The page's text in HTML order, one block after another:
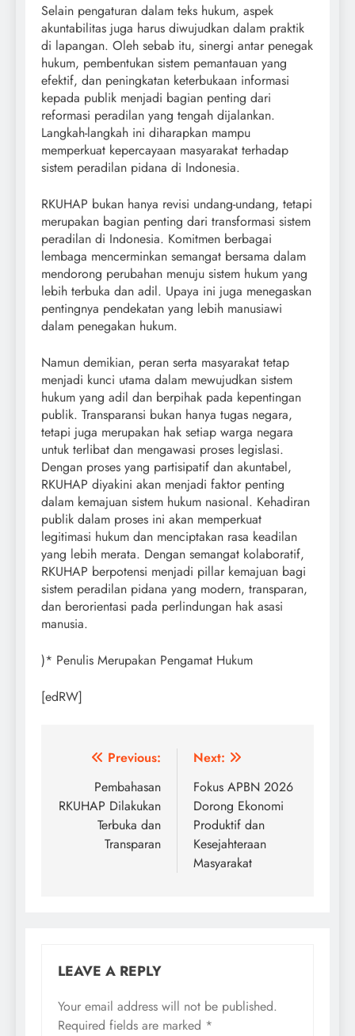
Selain pengaturan dalam teks hukum, aspek
akuntabilitas juga harus diwujudkan dalam praktik
di lapangan. Oleh sebab itu, sinergi antar penegak
hukum, pembentukan sistem pemantauan yang
efektif, dan peningkatan keterbukaan informasi
kepada publik menjadi bagian penting dari
reformasi peradilan yang tengah dijalankan.
Langkah-langkah ini diharapkan mampu
memperkuat kepercayaan masyarakat terhadap
sistem peradilan pidana di Indonesia.
RKUHAP bukan hanya revisi undang-undang, tetapi
merupakan bagian penting dari transformasi sistem
peradilan di Indonesia. Komitmen berbagai
lembaga mencerminkan semangat bersama dalam
mendorong perubahan menuju sistem hukum yang
lebih terbuka dan adil. Upaya ini juga menegaskan
pentingnya pendekatan yang lebih manusiawi
dalam penegakan hukum.
Namun demikian, peran serta masyarakat tetap
menjadi kunci utama dalam mewujudkan sistem
hukum yang adil dan berpihak pada kepentingan
publik. Transparansi bukan hanya tugas negara,
tetapi juga merupakan hak setiap warga negara
untuk terlibat dan mengawasi proses legislasi.
Dengan proses yang partisipatif dan akuntabel,
RKUHAP diyakini akan menjadi faktor penting
dalam kemajuan sistem hukum nasional. Kehadiran
publik dalam proses ini akan memperkuat
legitimasi hukum dan menciptakan rasa keadilan
yang lebih merata. Dengan semangat kolaboratif,
RKUHAP berpotensi menjadi pillar kemajuan bagi
sistem peradilan pidana yang modern, transparan,
dan berorientasi pada perlindungan hak asasi
manusia.
)* Penulis Merupakan Pengamat Hukum
[edRW]
Post
navigation
Previous:
Pembahasan
RKUHAP Dilakukan
Terbuka dan
Transparan
Next:
Fokus APBN 2026
Dorong Ekonomi
Produktif dan
Kesejahteraan
Masyarakat
LEAVE A REPLY
Your email address will not be published.
Required fields are marked *